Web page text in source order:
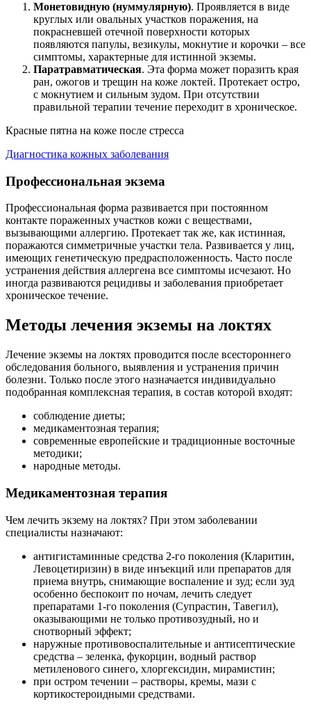
Монетовидную (нуммулярную). Проявляется в виде
круглых или овальных участков поражения, на
покрасневшей отечной поверхности которых
появляются папулы, везикулы, мокнутие и корочки – все
симптомы, характерные для истинной экземы.
Паратравматическая. Эта форма может поразить края
ран, ожогов и трещин на коже локтей. Протекает остро,
с мокнутием и сильным зудом. При отсутствии
правильной терапии течение переходит в хроническое.
Красные пятна на коже после стресса
Диагностика кожных заболевания
Профессиональная экзема
Профессиональная форма развивается при постоянном
контакте пораженных участков кожи с веществами,
вызывающими аллергию. Протекает так же, как истинная,
поражаются симметричные участки тела. Развивается у лиц,
имеющих генетическую предрасположенность. Часто после
устранения действия аллергена все симптомы исчезают. Но
иногда развиваются рецидивы и заболевания приобретает
хроническое течение.
Методы лечения экземы на локтях
Лечение экземы на локтях проводится после всестороннего
обследования больного, выявления и устранения причин
болезни. Только после этого назначается индивидуально
подобранная комплексная терапия, в состав которой входят:
соблюдение диеты;
медикаментозная терапия;
современные европейские и традиционные восточные
методики;
народные методы.
Медикаментозная терапия
Чем лечить экзему на локтях? При этом заболевании
специалисты назначают:
антигистаминные средства 2-го поколения (Кларитин,
Левоцетиризин) в виде инъекций или препаратов для
приема внутрь, снимающие воспаление и зуд; если зуд
особенно беспокоит по ночам, лечить следует
препаратами 1-го поколения (Супрастин, Тавегил),
оказывающими не только противозудный, но и
снотворный эффект;
наружные противовоспалительные и антисептические
средства – зеленка, фукорцин, водный раствор
метиленового синего, хлоргексидин, мирамистин;
при остром течении – растворы, кремы, мази с
кортикостероидными средствами.